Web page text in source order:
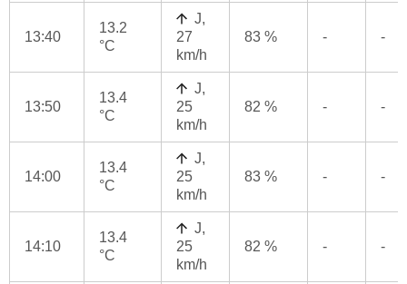
13:40
13.2
°C
J,
27
km/h
83 % - -
13:50
13.4
°C
J,
25
km/h
82 % - -
14:00
13.4
°C
J,
25
km/h
83 % - -
14:10
13.4
°C
J,
25
km/h
82 % - -